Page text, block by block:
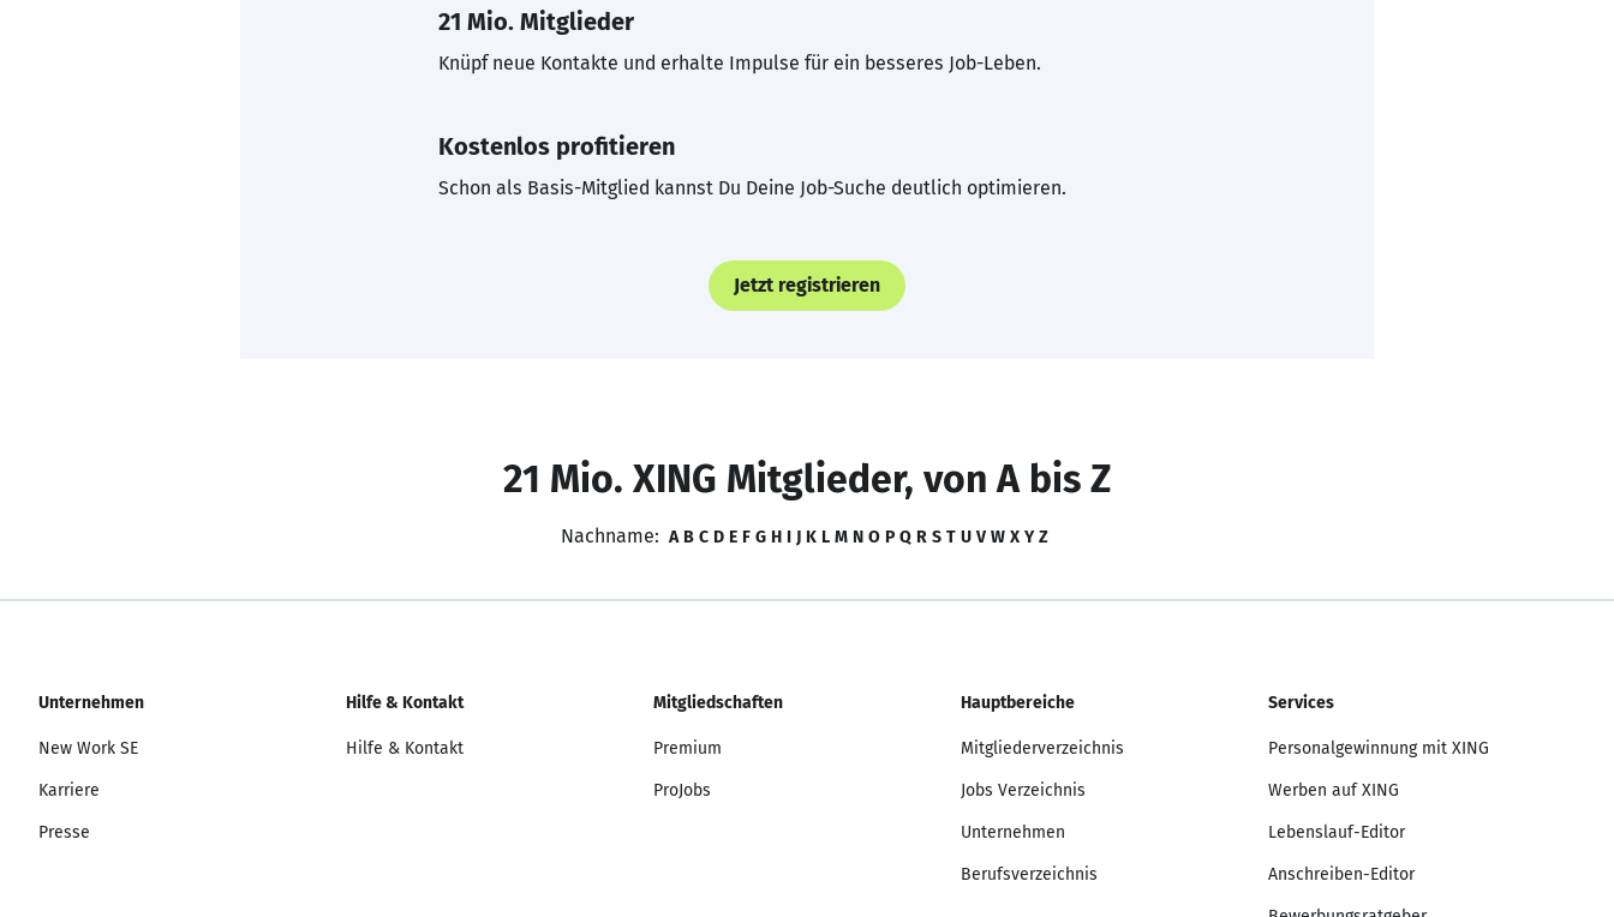
21 Mio. Mitglieder
Knüpf neue Kontakte und erhalte Impulse für ein besseres Job-Leben.
Kostenlos profitieren
Schon als Basis-Mitglied kannst Du Deine Job-Suche deutlich optimieren.
Jetzt registrieren
21 Mio. XING Mitglieder, von A bis Z
Nachname: A B C D E F G H I J K L M N O P Q R S T U V W X Y Z
Unternehmen
New Work SE
Karriere
Presse
Hilfe & Kontakt
Hilfe & Kontakt
Mitgliedschaften
Premium
ProJobs
Hauptbereiche
Mitgliederverzeichnis
Jobs Verzeichnis
Unternehmen
Berufsverzeichnis
Services
Personalgewinnung mit XING
Werben auf XING
Lebenslauf-Editor
Anschreiben-Editor